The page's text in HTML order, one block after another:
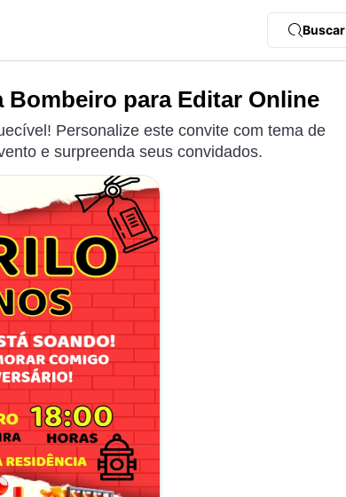
Buscar
Bombeiro para Editar Online
Personalize este convite com tema de
e surpreenda seus convidados.